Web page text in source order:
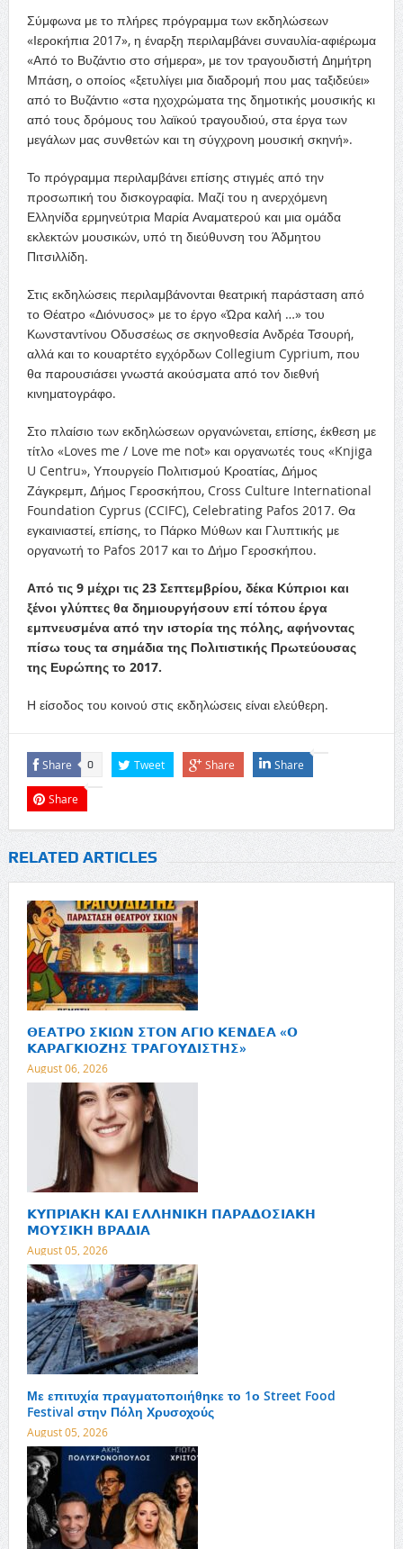
Σύμφωνα με το πλήρες πρόγραμμα των εκδηλώσεων
«Ιεροκήπια 2017», η έναρξη περιλαμβάνει συναυλία-αφιέρωμα
«Από το Βυζάντιο στο σήμερα», με τον τραγουδιστή Δημήτρη
Μπάση, ο οποίος «ξετυλίγει μια διαδρομή που μας ταξιδεύει»
από το Βυζάντιο «στα ηχοχρώματα της δημοτικής μουσικής κι
από τους δρόμους του λαϊκού τραγουδιού, στα έργα των
μεγάλων μας συνθετών και τη σύγχρονη μουσική σκηνή».
Το πρόγραμμα περιλαμβάνει επίσης στιγμές από την
προσωπική του δισκογραφία. Μαζί του η ανερχόμενη
Ελληνίδα ερμηνεύτρια Μαρία Αναματερού και μια ομάδα
εκλεκτών μουσικών, υπό τη διεύθυνση του Άδμητου
Πιτσιλλίδη.
Στις εκδηλώσεις περιλαμβάνονται θεατρική παράσταση από
το Θέατρο «Διόνυσος» με το έργο «Ώρα καλή …» του
Κωνσταντίνου Οδυσσέως σε σκηνοθεσία Ανδρέα Τσουρή,
αλλά και το κουαρτέτο εγχόρδων Collegium Cyprium, που
θα παρουσιάσει γνωστά ακούσματα από τον διεθνή
κινηματογράφο.
Στο πλαίσιο των εκδηλώσεων οργανώνεται, επίσης, έκθεση με
τίτλο «Loves me / Love me not» και οργανωτές τους «Knjiga
U Centru», Υπουργείο Πολιτισμού Κροατίας, Δήμος
Ζάγκρεμπ, Δήμος Γεροσκήπου, Cross Culture International
Foundation Cyprus (CCIFC), Celebrating Pafos 2017. Θα
εγκαινιαστεί, επίσης, το Πάρκο Μύθων και Γλυπτικής με
οργανωτή το Pafos 2017 και το Δήμο Γεροσκήπου.
Από τις 9 μέχρι τις 23 Σεπτεμβρίου, δέκα Κύπριοι και
ξένοι γλύπτες θα δημιουργήσουν επί τόπου έργα
εμπνευσμένα από την ιστορία της πόλης, αφήνοντας
πίσω τους τα σημάδια της Πολιτιστικής Πρωτεύουσας
της Ευρώπης το 2017.
Η είσοδος του κοινού στις εκδηλώσεις είναι ελεύθερη.
Share 0 Tweet Share Share
Share
RELATED ARTICLES
𝝝𝝚𝝖𝝩𝝦𝝤 𝝨𝝟𝝞𝝮𝝢 𝝨𝝩𝝤𝝢 𝝖𝝘𝝞𝝤 𝝟𝝚𝝢𝝙𝝚𝝖 «𝝤
𝝟𝝖𝝦𝝖𝝘𝝟𝝞𝝤𝝛𝝜𝝨 𝝩𝝦𝝖𝝘𝝤𝝪𝝙𝝞𝝨𝝩𝝜𝝨»
August 06, 2026
𝝟𝝪𝝥𝝦𝝞𝝖𝝟𝝜 𝝟𝝖𝝞 𝝚𝝠𝝠𝝜𝝢𝝞𝝟𝝜 𝝥𝝖𝝦𝝖𝝙𝝤𝝨𝝞𝝖𝝟𝝜
𝝡𝝤𝝪𝝨𝝞𝝟𝝜 𝝗𝝦𝝖𝝙𝝞𝝖
August 05, 2026
Με επιτυχία πραγματοποιήθηκε το 1ο Street Food
Festival στην Πόλη Χρυσοχούς
August 05, 2026